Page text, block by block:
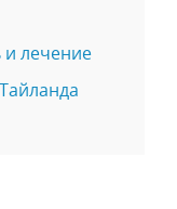
лечение